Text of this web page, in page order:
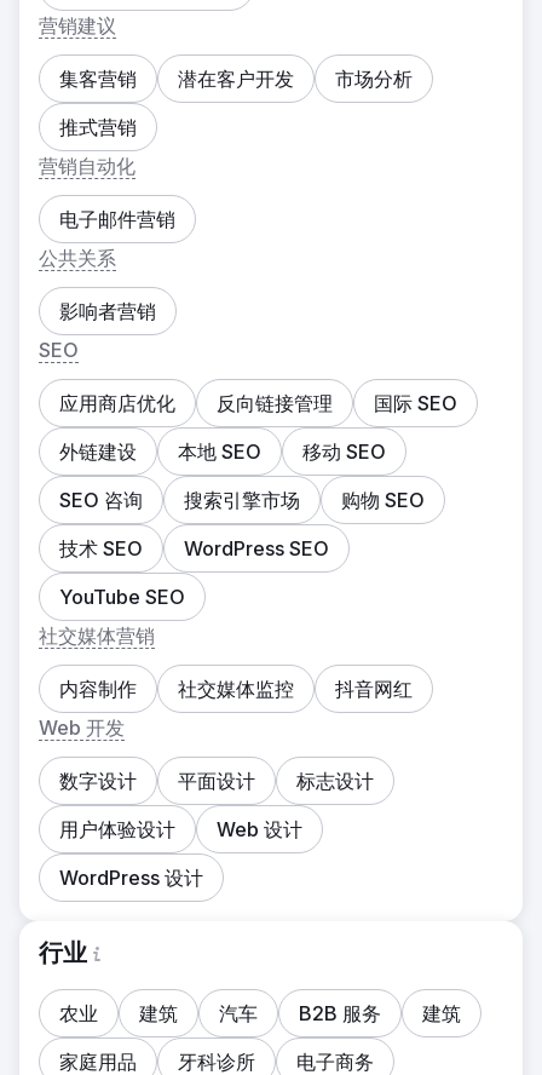
营销建议
集客营销 潜在客户开发
市场分析
推式营销
营销自动化
电子邮件营销
公共关系
影响者营销
SEO
应用商店优化 反向链接管理
国际 SEO
外链建设
本地 SEO
移动 SEO
SEO 咨询
搜索引擎市场
购物 SEO
技术 SEO
WordPress SEO
YouTube SEO
社交媒体营销
内容制作 社交媒体监控
抖音网红
Web 开发
数字设计 平面设计
标志设计
用户体验设计
Web 设计
WordPress 设计
行业
农业 建筑 汽车 B2B 服务
建筑
家庭用品
牙科诊所
电子商务